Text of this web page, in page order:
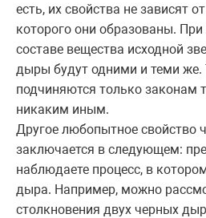
есть, их свойства не зависят
которого они образованы.
составе вещества исходной
дыры будут одними и теми же.
подчиняются только законам
никаким иным.
Другое любопытное свойство
заключается в следующем:
наблюдаете процесс, в
дыра. Например, можно
столкновения двух черных